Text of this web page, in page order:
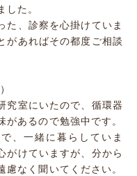
した。
た、診察を心掛けていま
があればその都度ご相談
究室にいたので、循環器
があるので勉強中です。
、一緒に暮らしていま
がけていますが、分から
慮なく聞いてください。